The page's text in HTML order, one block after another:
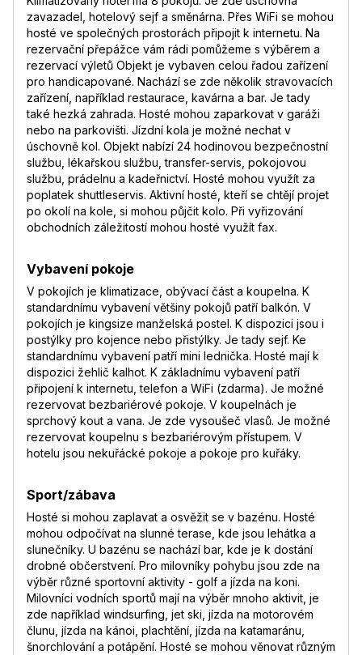
zavazadel, hotelový sejf a směnárna. Přes WiFi se mohou
hosté ve společných prostorách připojit k internetu. Na
rezervační přepážce vám rádi pomůžeme s výběrem a
rezervací výletů Objekt je vybaven celou řadou zařízení
pro handicapované. Nachází se zde několik stravovacích
zařízení, například restaurace, kavárna a bar. Je tady
také hezká zahrada. Hosté mohou zaparkovat v garáži
nebo na parkovišti. Jízdní kola je možné nechat v
úschovně kol. Objekt nabízí 24 hodinovou bezpečnostní
službu, lékařskou službu, transfer-servis, pokojovou
službu, prádelnu a kadeřnictví. Hosté mohou využít za
poplatek shuttleservis. Aktivní hosté, kteří se chtějí projet
po okolí na kole, si mohou půjčit kolo. Při vyřizování
obchodních záležitostí mohou hosté využít fax.
Vybavení pokoje
V pokojích je klimatizace, obývací část a koupelna. K
standardnímu vybavení většiny pokojů patří balkón. V
pokojích je kingsize manželská postel. K dispozici jsou i
postýlky pro kojence nebo přistýlky. Je tady sejf. Ke
standardnímu vybavení patří mini lednička. Hosté mají k
dispozici žehlič kalhot. K základnímu vybavení patří
připojení k internetu, telefon a WiFi (zdarma). Je možné
rezervovat bezbariérové pokoje. V koupelnách je
sprchový kout a vana. Je zde vysoušeč vlasů. Je možné
rezervovat koupelnu s bezbariérovým přístupem. V
hotelu jsou nekuřácké pokoje a pokoje pro kuřáky.
Sport/zábava
Hosté si mohou zaplavat a osvěžit se v bazénu. Hosté
mohou odpočívat na slunné terase, kde jsou lehátka a
slunečníky. U bazénu se nachází bar, kde je k dostání
drobné občerstvení. Pro milovníky pohybu jsou zde na
výběr různé sportovní aktivity - golf a jízda na koni.
Milovníci vodních sportů mají na výběr mnoho aktivit, je
zde například windsurfing, jet ski, jízda na motorovém
člunu, jízda na kánoi, plachtění, jízda na katamaránu,
šnorchlování a potápění. Hosté se mohou věnovat různým